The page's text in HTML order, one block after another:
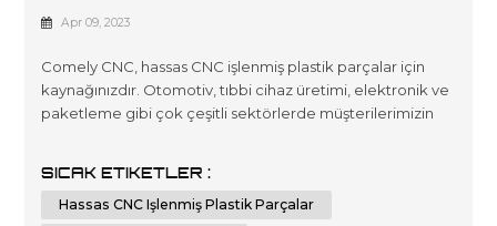
İşlem Rehberi
Apr 09, 2023
Comely CNC, hassas CNC işlenmiş plastik parçalar için
kaynağınızdır. Otomotiv, tıbbi cihaz üretimi, elektronik ve
paketleme gibi çok çeşitli sektörlerde müşterilerimizin
teknolojiyi kullanıyoruz. Uzmanlığımız, CAD
tasarımlarından oluşturulan 3D modelleri içeren
SICAK ETIKETLER :
Hassas CNC Işlenmiş Plastik Parçalar